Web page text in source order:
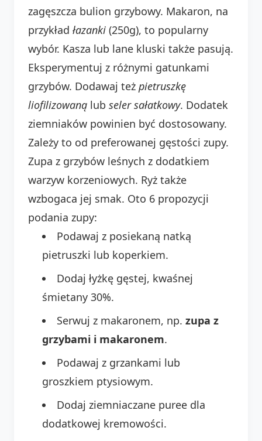
zagęszcza bulion grzybowy. Makaron, na
przykład łazanki (250g), to popularny
wybór. Kasza lub lane kluski także pasują.
Eksperymentuj z różnymi gatunkami
grzybów. Dodawaj też pietruszkę
liofilizowaną lub seler sałatkowy. Dodatek
ziemniaków powinien być dostosowany.
Zależy to od preferowanej gęstości zupy.
Zupa z grzybów leśnych z dodatkiem
warzyw korzeniowych. Ryż także
wzbogaca jej smak. Oto 6 propozycji
podania zupy:
Podawaj z posiekaną natką
pietruszki lub koperkiem.
Dodaj łyżkę gęstej, kwaśnej
śmietany 30%.
Serwuj z makaronem, np. zupa z
grzybami i makaronem.
Podawaj z grzankami lub
groszkiem ptysiowym.
Dodaj ziemniaczane puree dla
dodatkowej kremowości.